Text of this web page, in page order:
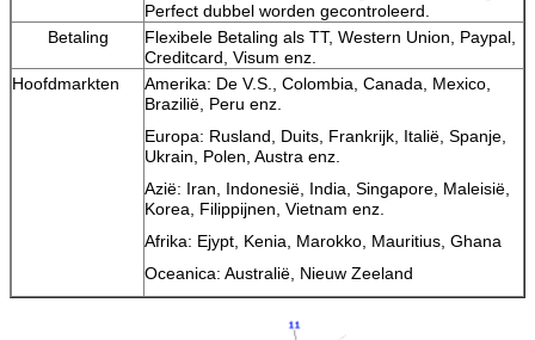
Perfect dubbel worden gecontroleerd.
Betaling
Flexibele Betaling als TT, Western Union, Paypal,
Creditcard, Visum enz.
Hoofdmarkten
Amerika: De V.S., Colombia, Canada, Mexico,
Brazilië, Peru enz.
Europa: Rusland, Duits, Frankrijk, Italië, Spanje,
Ukrain, Polen, Austra enz.
Azië: Iran, Indonesië, India, Singapore, Maleisië,
Korea, Filippijnen, Vietnam enz.
Afrika: Ejypt, Kenia, Marokko, Mauritius, Ghana
Oceanica: Australië, Nieuw Zeeland